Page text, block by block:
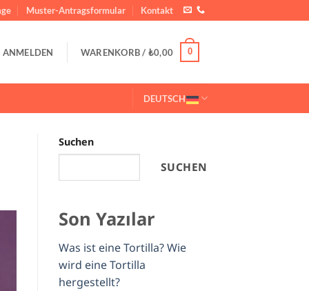
Muster-Antragsformular Kontakt
ANMELDEN WARENKORB / ₺0,00 0
DEUTSCH
Suchen
SUCHEN
Son Yazılar
Was ist eine Tortilla? Wie
wird eine Tortilla
hergestellt?